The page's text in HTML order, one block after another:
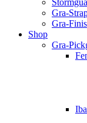
Gra-
Gra-
Shop
Gra-